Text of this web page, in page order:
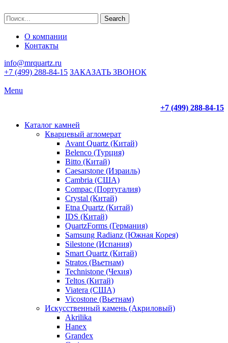
Search
О компании
Контакты
info@mrquartz.ru
+7 (499) 288-84-15 ЗАКАЗАТЬ ЗВОНОК
Menu
+7 (499) 288-84-15
Каталог камней
Кварцевый агломерат
Avant Quartz (Китай)
Belenco (Турция)
Bitto (Китай)
Caesarstone (Израиль)
Cambria (США)
Compac (Португалия)
Crystal (Китай)
Etna Quartz (Китай)
IDS (Китай)
QuartzForms (Германия)
Samsung Radianz (Южная Корея)
Silestone (Испания)
Smart Quartz (Китай)
Stratos (Вьетнам)
Technistone (Чехия)
Teltos (Китай)
Viatera (США)
Vicostone (Вьетнам)
Искусственный камень (Акриловый)
Akrilika
Hanex
Grandex